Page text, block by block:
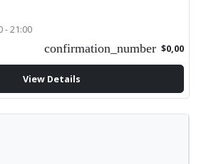
- 21:00
confirmation_number $0,00
View Details